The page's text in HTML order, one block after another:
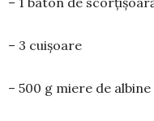
– 3 cuișoare
– 500 g miere de albine